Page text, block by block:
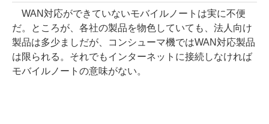
WAN対応ができていないモバイルノートは実に不便
だ。ところが、各社の製品を物色していても、法人向け
製品は多少ましだが、コンシューマ機ではWAN対応製品
は限られる。それでもインターネットに接続しなければ
モバイルノートの意味がない。